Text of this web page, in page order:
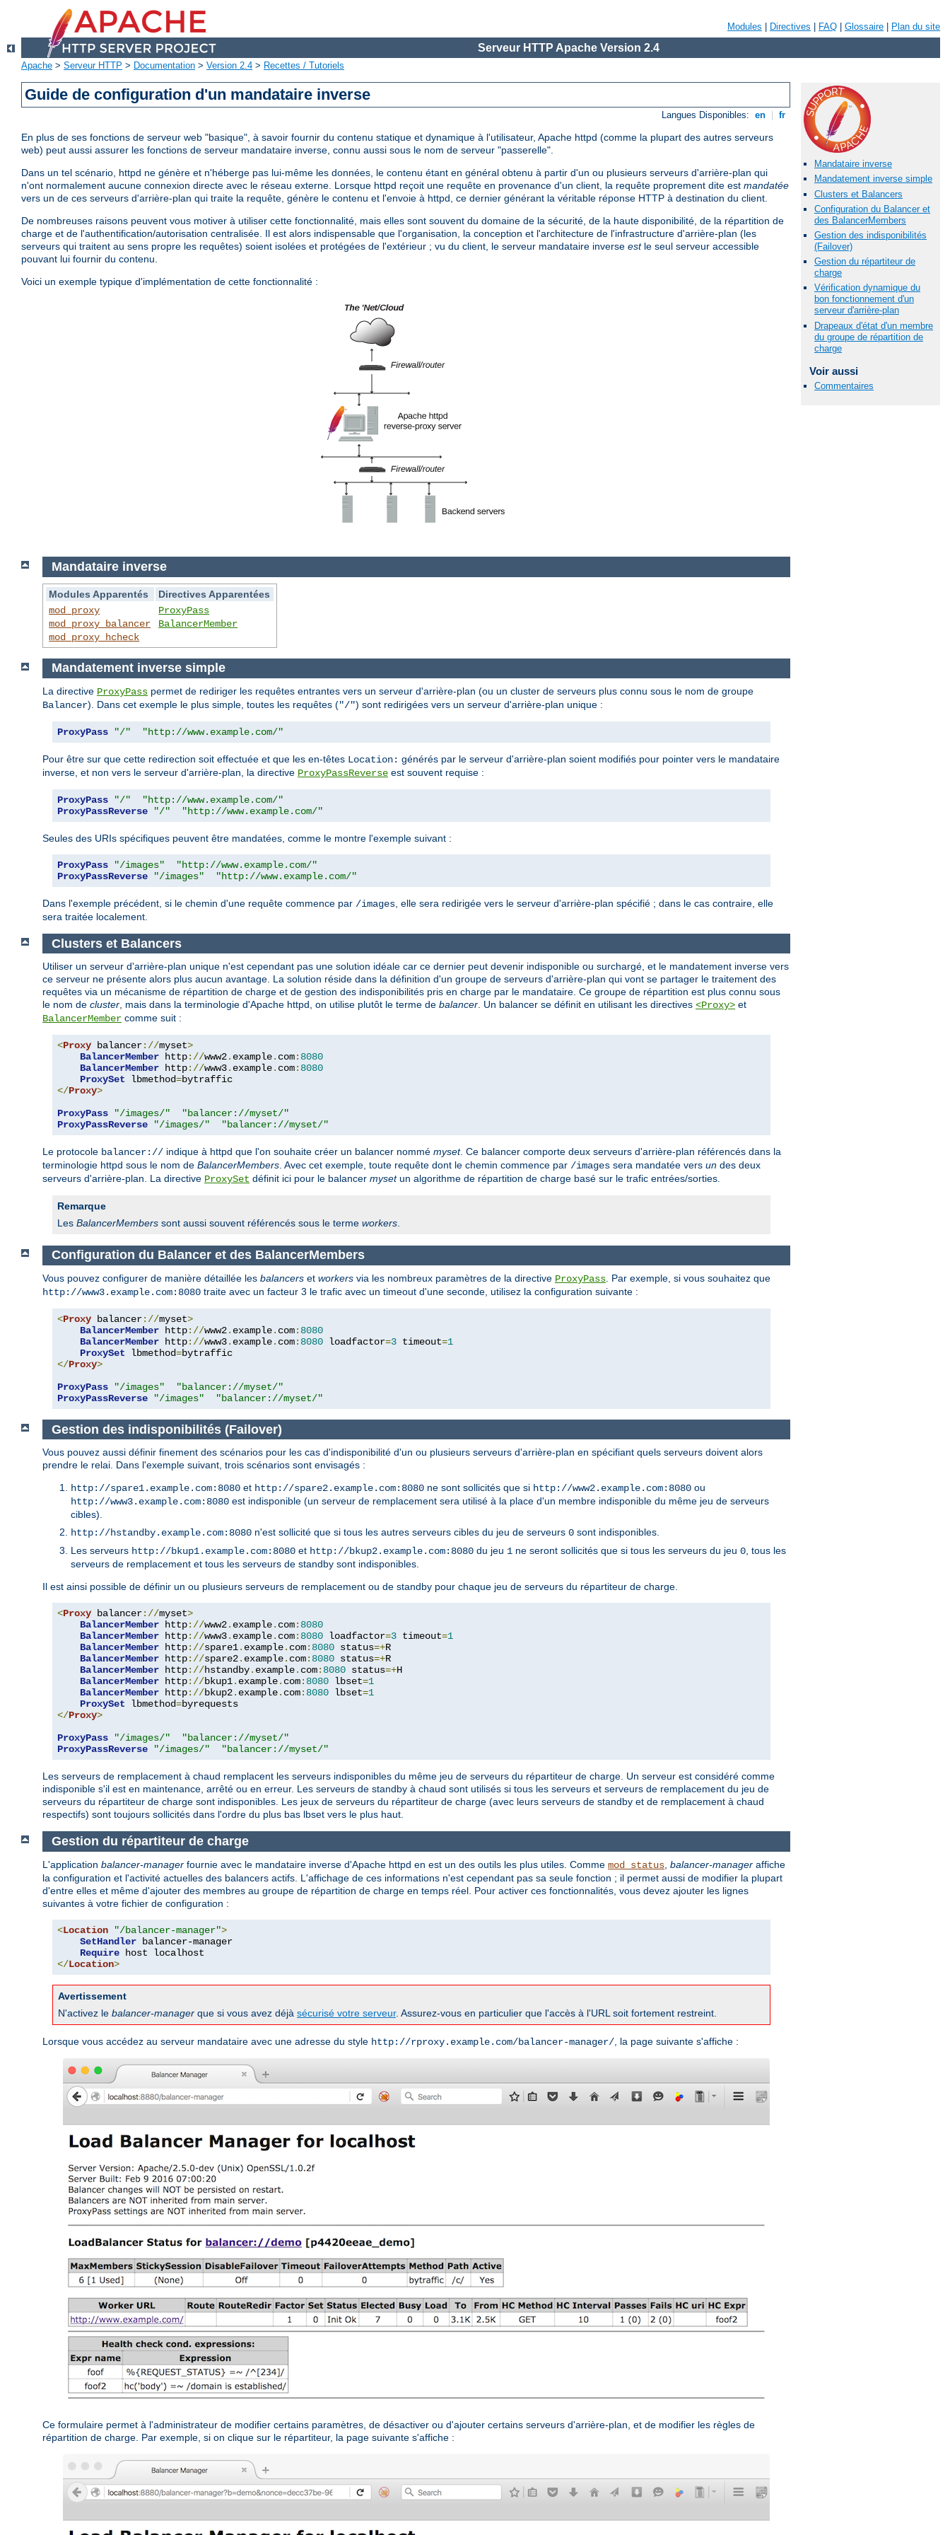
Modules Directives FAQ Glossaire Plan du site
Serveur HTTP Apache Version 2.4
Apache > Serveur HTTP > Documentation > Version 2.4 > Recettes / Tutoriels
Guide de configuration d'un mandataire inverse
Langues Disponibles: en fr
En plus de ses fonctions de serveur web "basique", à savoir fournir du contenu statique et dynamique à l'utilisateur, Apache httpd (comme la plupart des autres serveurs
web) peut aussi assurer les fonctions de serveur mandataire inverse, connu aussi sous le nom de serveur "passerelle".
Dans un tel scénario, httpd ne génère et n'héberge pas lui-même les données, le contenu étant en général obtenu à partir d'un ou plusieurs serveurs d'arrière-plan qui
n'ont normalement aucune connexion directe avec le réseau externe. Lorsque httpd reçoit une requête en provenance d'un client, la requête proprement dite est mandatée
vers un de ces serveurs d'arrière-plan qui traite la requête, génère le contenu et l'envoie à httpd, ce dernier générant la véritable réponse HTTP à destination du client.
De nombreuses raisons peuvent vous motiver à utiliser cette fonctionnalité, mais elles sont souvent du domaine de la sécurité, de la haute disponibilité, de la répartition de
charge et de l'authentification/autorisation centralisée. Il est alors indispensable que l'organisation, la conception et l'architecture de l'infrastructure d'arrière-plan (les
serveurs qui traitent au sens propre les requêtes) soient isolées et protégées de l'extérieur ; vu du client, le serveur mandataire inverse estle seul serveur accessible
pouvant lui fournir du contenu.
Voici un exemple typique d'implémentation de cette fonctionnalité :
Mandataire inverse
Mandatement inverse simple
Clusters et Balancers
Configuration du Balancer et
des BalancerMembers
Gestion des indisponibilités
(Failover)
Gestion du répartiteur de
charge
Vérification dynamique du
bon fonctionnement d'un
serveur d'arrière-plan
Drapeaux d'état d'un membre
du groupe de répartition de
charge
Voir aussi
Commentaires
Mandataire inverse
Modules Apparentés
Directives Apparentées
mod_proxy
mod_proxy_balancer
mod_proxy_hcheck
ProxyPass
BalancerMember
Mandatement inverse simple
La directive ProxyPass permet de rediriger les requêtes entrantes vers un serveur d'arrière-plan (ou un cluster de serveurs plus connu sous le nom de groupe
Balancer). Dans cet exemple le plus simple, toutes les requêtes ("/") sont redirigées vers un serveur d'arrière-plan unique :
ProxyPass "/" "http://www.example.com/"
Pour être sur que cette redirection soit effectuée et que les en-têtes Location: générés par le serveur d'arrière-plan soient modifiés pour pointer vers le mandataire
inverse, et non vers le serveur d'arrière-plan, la directive ProxyPassReverse est souvent requise :
ProxyPass "/"
"http://www.example.com/"
ProxyPassReverse
"/" "http://www.example.com/"
Seules des URIs spécifiques peuvent être mandatées, comme le montre l'exemple suivant :
ProxyPass "/images"
"http://www.example.com/"
ProxyPassReverse
"/images" "http://www.example.com/"
Dans l'exemple précédent, si le chemin d'une requête commence par /images , elle sera redirigée vers le serveur d'arrière-plan spécifié ; dans le cas contraire, elle
sera traitée localement.
Clusters et Balancers
Utiliser un serveur d'arrière-plan unique n'est cependant pas une solution idéale car ce dernier peut devenir indisponible ou surchargé, et le mandatement inverse vers
ce serveur ne présente alors plus aucun avantage. La solution réside dans la définition d'un groupe de serveurs d'arrière-plan qui vont se partager le traitement des
requêtes via un mécanisme de répartition de charge et de gestion des indisponibilités pris en charge par le mandataire. Ce groupe de répartition est plus connu sous
le nom de cluster, mais dans la terminologie d'Apache httpd, on utilise plutôt le terme de balancer. Un balancer se définit en utilisant les directives <Proxy> et
BalancerMember comme suit :
<Proxy balancer://myset>
BalancerMember http://www2. example. com: 8080
BalancerMember http://www3. example. com: 8080
ProxySet lbmethod=
</Proxy>
ProxyPass
"/images/"
"balancer://myset/"
ProxyPassReverse
"/images/" "balancer://myset/"
Le protocole balancer:// indique à httpd que l'on souhaite créer un balancer nommé myset. Ce balancer comporte deux serveurs d'arrière-plan référencés dans la
terminologie httpd sous le nom de BalancerMembers. Avec cet exemple, toute requête dont le chemin commence par /images sera mandatée vers un des deux
serveurs d'arrière-plan. La directive ProxySet définit ici pour le balancer mysetun algorithme de répartition de charge basé sur le trafic entrées/sorties.
Remarque
Les BalancerMembers sont aussi souvent référencés sous le terme workers.
Configuration du Balancer et des BalancerMembers
Vous pouvez configurer de manière détaillée les balancers et workers via les nombreux paramètres de la directive ProxyPass . Par exemple, si vous souhaitez que
http://www3.example.com:8080 traite avec un facteur 3 le trafic avec un timeout d'une seconde, utilisez la configuration suivante :
<Proxy balancer://myset>
BalancerMember http://www2. example. com: 8080
BalancerMember http://www3. example. com: 8080 loadfactor=3 timeout=1
ProxySet lbmethod=
</Proxy>
ProxyPass
"/images"
"balancer://myset/"
ProxyPassReverse
"/images" "balancer://myset/"
Gestion des indisponibilités (Failover)
Vous pouvez aussi définir finement des scénarios pour les cas d'indisponibilité d'un ou plusieurs serveurs d'arrière-plan en spécifiant quels serveurs doivent alors
prendre le relai. Dans l'exemple suivant, trois scénarios sont envisagés :
http://spare1.example.com:8080 et http://spare2.example.com:8080 ne sont sollicités que si http://www2.example.com:8080 ou
http://www3.example.com:8080 est indisponible (un serveur de remplacement sera utilisé à la place d'un membre indisponible du même jeu de serveurs
cibles).
http://hstandby.example.com:8080 n'est sollicité que si tous les autres serveurs cibles du jeu de serveurs 0 sont indisponibles.
Les serveurs http://bkup1.example.com:8080 et http://bkup2.example.com:8080 du jeu 1 ne seront sollicités que si tous les serveurs du jeu 0, tous les
serveurs de remplacement et tous les serveurs de standby sont indisponibles.
Il est ainsi possible de définir un ou plusieurs serveurs de remplacement ou de standby pour chaque jeu de serveurs du répartiteur de charge.
<Proxy balancer://myset>
BalancerMember http://www2. example. com: 8080
BalancerMember http://www3. example. com: 8080 loadfactor=3 timeout=1
BalancerMember http://spare1. example. com: 8080 status=+R
BalancerMember http://spare2. example. com: 8080 status=+R
BalancerMember http://hstandby. example. com: 8080 status=+H
BalancerMember http://bkup1. example. com: 8080 lbset=1
BalancerMember http://bkup2. example. com: 8080 lbset=1
ProxySet lbmethod=
</Proxy>
ProxyPass
"/images/"
"balancer://myset/"
ProxyPassReverse
"/images/" "balancer://myset/"
Les serveurs de remplacement à chaud remplacent les serveurs indisponibles du même jeu de serveurs du répartiteur de charge. Un serveur est considéré comme
indisponible s'il est en maintenance, arrêté ou en erreur. Les serveurs de standby à chaud sont utilisés si tous les serveurs et serveurs de remplacement du jeu de
serveurs du répartiteur de charge sont indisponibles. Les jeux de serveurs du répartiteur de charge (avec leurs serveurs de standby et de remplacement à chaud
respectifs) sont toujours sollicités dans l'ordre du plus bas lbset vers le plus haut.
Gestion du répartiteur de charge
L'application balancer-manager fournie avec le mandataire inverse d'Apache httpd en est un des outils les plus utiles. Comme mod_status balancer-manager affiche
la configuration et l'activité actuelles des balancers actifs. L'affichage de ces informations n'est cependant pas sa seule fonction ; il permet aussi de modifier la plupart
d'entre elles et même d'ajouter des membres au groupe de répartition de charge en temps réel. Pour activer ces fonctionnalités, vous devez ajouter les lignes
suivantes à votre fichier de configuration :
<Location "/balancer-manager">
SetHandler balancer-manager
Require
</Location>
Avertissement
N'activez le balancer-manager que si vous avez déjà sécurisé votre serveur. Assurez-vous en particulier que l'accès à l'URL soit fortement restreint.
Lorsque vous accédez au serveur mandataire avec une adresse du style http://rproxy.example.com/balancer-manager/ , la page suivante s'affiche :
Ce formulaire permet à l'administrateur de modifier certains paramètres, de désactiver ou d'ajouter certains serveurs d'arrière-plan, et de modifier les règles de
répartition de charge. Par exemple, si on clique sur le répartiteur, la page suivante s'affiche :